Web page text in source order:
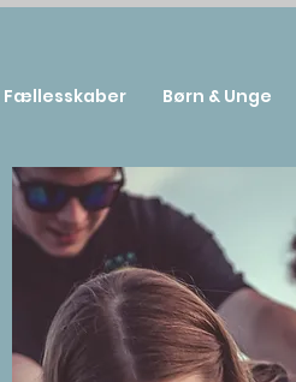
Fællesskaber Børn & Unge